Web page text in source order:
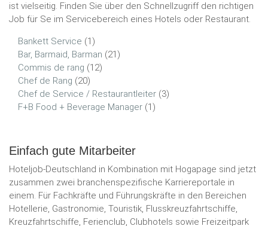
ist vielseitig. Finden Sie über den Schnellzugriff den richtigen
Job für Se im Servicebereich eines Hotels oder Restaurant.
Bankett Service (1)
Bar, Barmaid, Barman (21)
Commis de rang (12)
Chef de Rang (20)
Chef de Service / Restaurantleiter (3)
F+B Food + Beverage Manager (1)
Einfach gute Mitarbeiter
Hoteljob-Deutschland in Kombination mit Hogapage sind jetzt
zusammen zwei branchenspezifische Karriereportale in
einem. Für Fachkräfte und Führungskräfte in den Bereichen
Hotellerie, Gastronomie, Touristik, Flusskreuzfahrtschiffe,
Kreuzfahrtschiffe, Ferienclub, Clubhotels sowie Freizeitpark